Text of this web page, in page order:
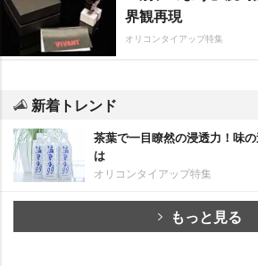
界観再現
オリコンタイアップ特集
新着トレンド
茶葉で一目瞭然の浸透力！味
は
オリコンタイアップ特集
もっと見る